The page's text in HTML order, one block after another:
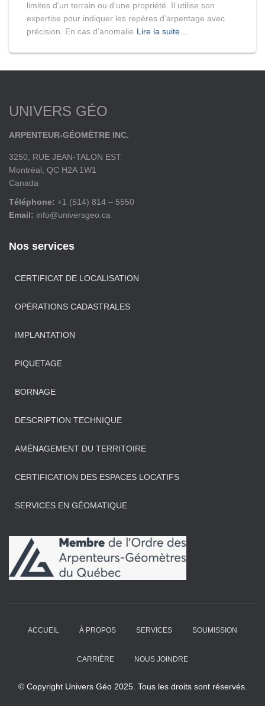
limites d’un terrain ou d’une propriété. Il utilise son
expertise pour indiquer les repères d’arpentage avec
précision. En cas d’anomalie Lire la suite…
UNIVERS GÉO
ARPENTEUR-GÉOMÈTRE INC.
3250, RUE JEAN-TALON EST
Montréal, QC H2A 1W1
Canada
Téléphone: +1 (514) 814 – 5550
Email: info@universgeo.ca
Nos services
CERTIFICAT DE LOCALISATION
OPÉRATIONS CADASTRALES
IMPLANTATION
PIQUETAGE
BORNAGE
DESCRIPTION TECHNIQUE
AMÉNAGEMENT DU TERRITOIRE
CERTIFICATION DES ESPACES LOCATIFS
SERVICES EN GÉOMATIQUE
ACCUEIL À PROPOS SERVICES SOUMISSION
CARRIÈRE NOUS JOINDRE
© Copyright Univers Géo 2025. Tous les droits sont réservés.